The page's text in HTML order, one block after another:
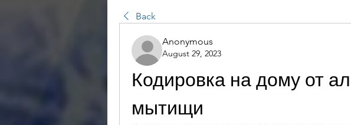
Back
Anonymous
August 29, 2023
Кодировка на дому от
мытищи